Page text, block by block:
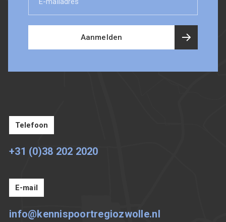
mailadres
Aanmelden
Telefoon
+31 (0)38 202 2020
E-mail
info@kennispoortregiozwolle.nl